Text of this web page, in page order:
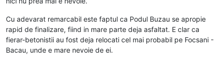
Cu adevarat remarcabil este faptul ca Podul Buzau se apropie
rapid de finalizare, fiind in mare parte deja asfaltat. E clar ca
fierar-betonistii au fost deja relocati cel mai probabil pe Focsani -
Bacau, unde e mare nevoie de ei.